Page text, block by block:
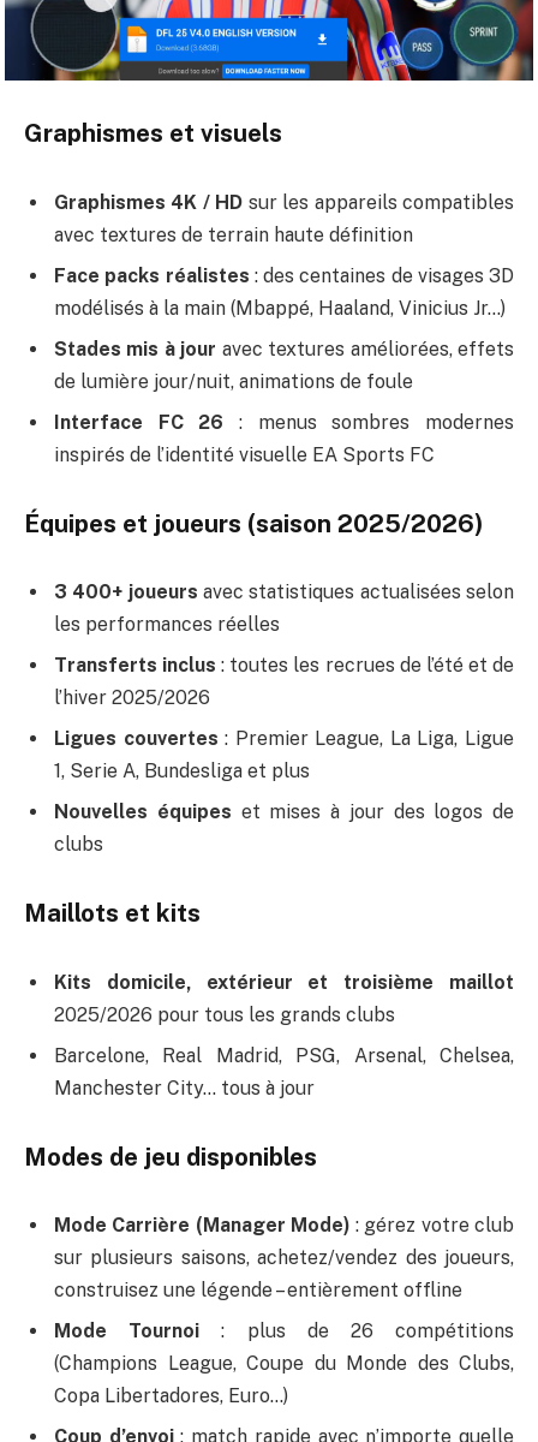
Graphismes et visuels
Graphismes 4K / HD sur les appareils compatibles
avec textures de terrain haute définition
Face packs réalistes : des centaines de visages 3D
modélisés à la main (Mbappé, Haaland, Vinicius Jr…)
Stades mis à jour avec textures améliorées, effets
de lumière jour/nuit, animations de foule
Interface FC 26 : menus sombres modernes
inspirés de l’identité visuelle EA Sports FC
Équipes et joueurs (saison 2025/2026)
3 400+ joueurs avec statistiques actualisées selon
les performances réelles
Transferts inclus : toutes les recrues de l’été et de
l’hiver 2025/2026
Ligues couvertes : Premier League, La Liga, Ligue
1, Serie A, Bundesliga et plus
Nouvelles équipes et mises à jour des logos de
clubs
Maillots et kits
Kits domicile, extérieur et troisième maillot
2025/2026 pour tous les grands clubs
Barcelone, Real Madrid, PSG, Arsenal, Chelsea,
Manchester City… tous à jour
Modes de jeu disponibles
Mode Carrière (Manager Mode) : gérez votre club
sur plusieurs saisons, achetez/vendez des joueurs,
construisez une légende – entièrement offline
Mode Tournoi : plus de 26 compétitions
(Champions League, Coupe du Monde des Clubs,
Copa Libertadores, Euro…)
Coup d’envoi: match rapide avec n’importe quelle